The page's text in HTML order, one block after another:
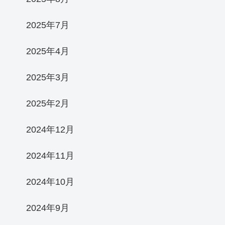
2025年7月
2025年4月
2025年3月
2025年2月
2024年12月
2024年11月
2024年10月
2024年9月